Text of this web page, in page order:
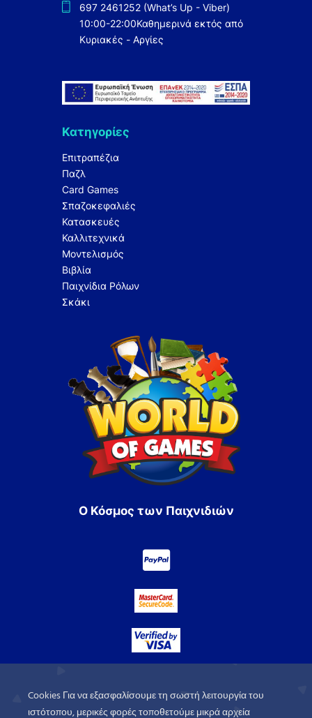
697 2461252 (What’s Up - Viber)
10:00-22:00Καθημερινά εκτός από
Κυριακές - Αργίες
Κατηγορίες
Επιτραπέζια
Παζλ
Card Games
Σπαζοκεφαλιές
Κατασκευές
Καλλιτεχνικά
Μοντελισμός
Βιβλία
Παιχνίδια Ρόλων
Σκάκι
Ο Κόσμος των Παιχνιδιών
Cookies Για να εξασφαλίσουμε τη σωστή λειτουργία του
ιστότοπου, μερικές φορές τοποθετούμε μικρά αρχεία